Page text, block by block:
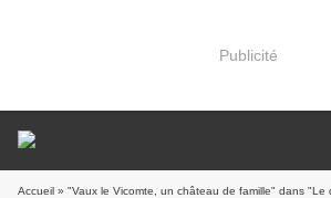
Publicité
Accueil » "Vaux le Vicomte, un château de famille" dans "Le doc du